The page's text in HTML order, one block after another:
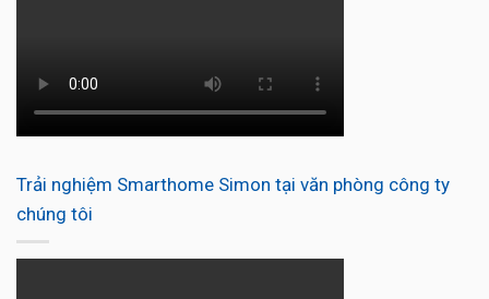
Trải nghiệm Smarthome Simon tại văn phòng công ty
chúng tôi